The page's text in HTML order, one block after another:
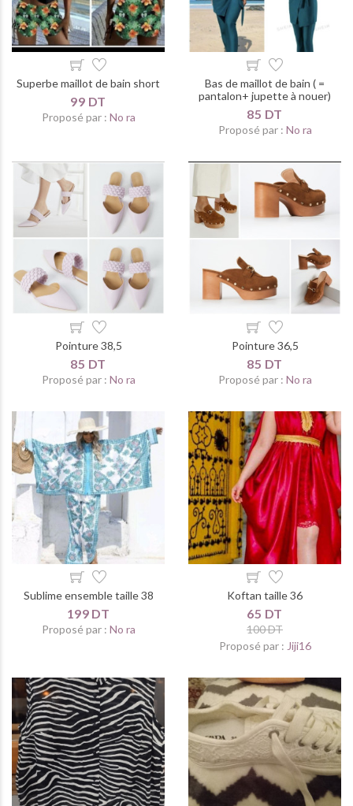
Superbe maillot de bain short
99 DT
Proposé par : No ra
Bas de maillot de bain ( =
pantalon+ jupette à nouer)
85 DT
Proposé par : No ra
Pointure 38,5
85 DT
Proposé par : No ra
Pointure 36,5
85 DT
Proposé par : No ra
Sublime ensemble taille 38
199 DT
Proposé par : No ra
Koftan taille 36
65 DT
100 DT
Proposé par : Jiji16